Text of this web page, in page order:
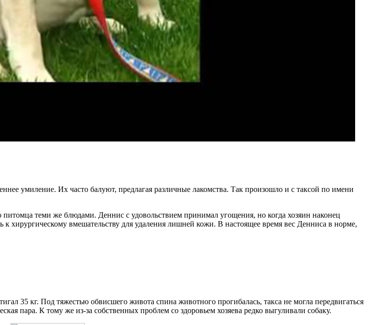
умиление. Их часто балуют, предлагая различные лакомства. Так произошло и с таксой по имени
теми же блюдами. Деннис с удовольствием принимал угощения, но когда хозяин наконец
хирургическому вмешательству для удаления лишней кожи. В настоящее время вес Денниса в норме,
35 кг. Под тяжестью обвисшего живота спина животного прогибалась, такса не могла передвигаться
пара. К тому же из-за собственных проблем со здоровьем хозяева редко выгуливали собаку.